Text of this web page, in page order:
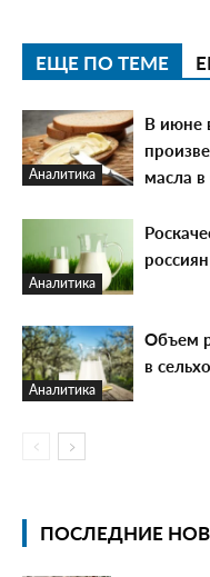
ЕЩЕ ПО ТЕМЕ
Аналитика
В июне
масла
Аналитика
Аналитика
Объем
в
ПОСЛЕДНИЕ